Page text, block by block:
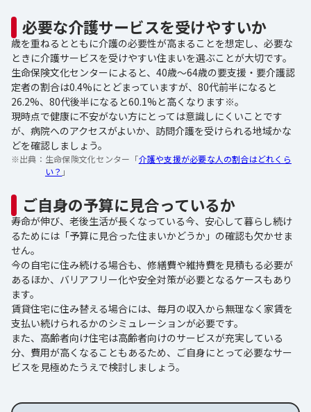
必要な介護サービスを受けやすいか
歳を重ねるとともに介護の必要性が高まることを想定し、必要な
ときに介護サービスを受けやすい住まいを選ぶことが大切です。
生命保険文化センターによると、40歳～64歳の要支援・要介護認
定者の割合は0.4%にとどまっていますが、80代前半になると
26.2%、80代後半になると60.1%と高くなります※。
現時点で健康に不安がない方にとっては意識しにくいことです
が、病院へのアクセスがよいか、訪問介護を受けられる地域かな
どを確認しましょう。
※出典： 生命保険文化センター「介護や支援が必要な人の割合はどれくら
い？ 」
ご自身の予算に見合っているか
寿命が伸び、老後生活が長くなっている今、安心して暮らし続け
るためには「予算に見合った住まいかどうか」の確認も欠かせま
せん。
今の自宅に住み続ける場合も、修繕費や維持費を見積もる必要が
あるほか、バリアフリー化や安全対策が必要となるケースもあり
ます。
賃貸住宅に住み替える場合には、毎月の収入から無理なく家賃を
支払い続けられるかのシミュレーションが必要です。
また、高齢者向け住宅は高齢者向けのサービスが充実している
分、費用が高くなることもあるため、ご自身にとって必要なサー
ビスを見極めたうえで検討しましょう。